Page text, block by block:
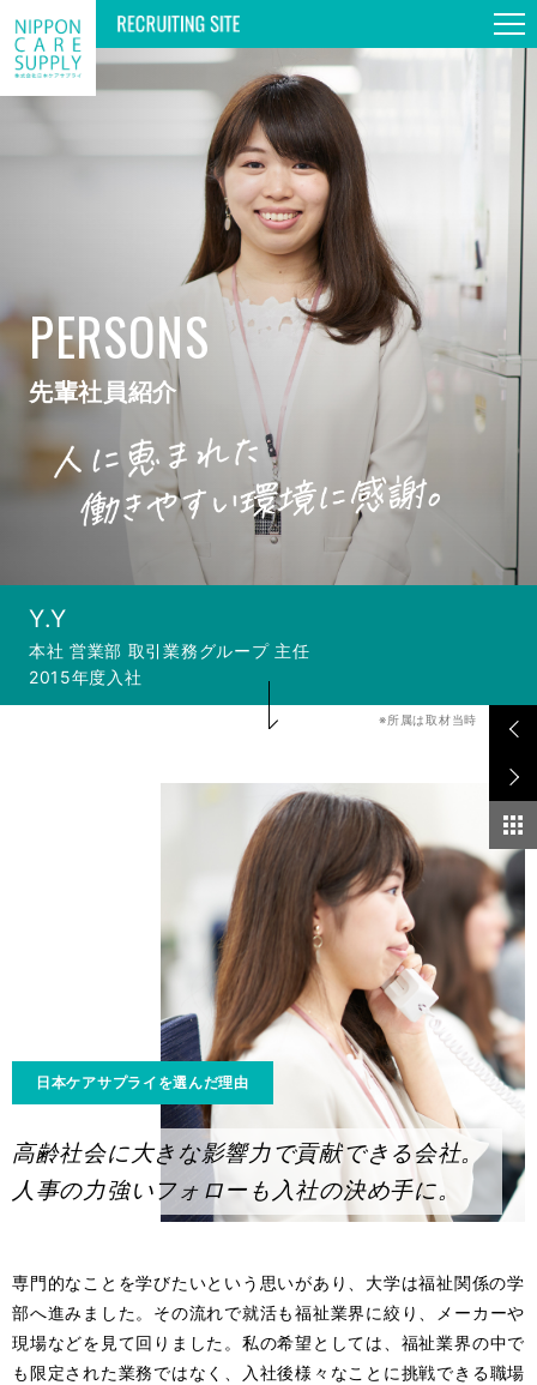
WORKS & PERSONS
SPECIAL
INFORMATION
ENTRY
PERSONS
先輩社員紹介
Y.Y
本社 営業部 取引業務グループ 主任
2015年度入社
※所属は取材当時
日本ケアサプライを選んだ理由
高齢社会に大きな影響力で貢献できる会社。
人事の力強いフォローも入社の決め手に。
専門的なことを学びたいという思いがあり、大学は福祉関係の学
部へ進みました。その流れで就活も福祉業界に絞り、メーカーや
現場などを見て回りました。私の希望としては、福祉業界の中で
も限定された業務ではなく、入社後様々なことに挑戦できる職場